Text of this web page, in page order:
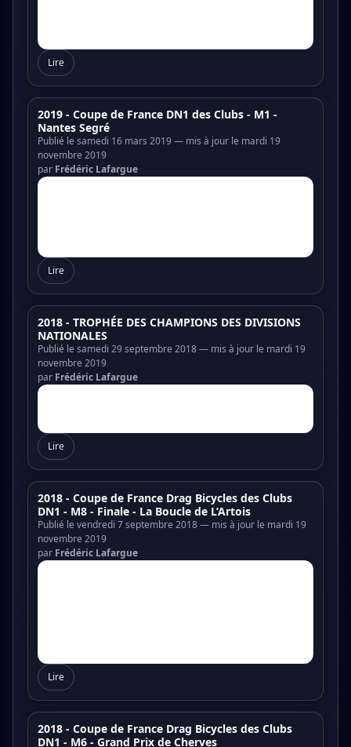
Lire
2019 - Coupe de France DN1 des Clubs - M1 -
Nantes Segré
Publié le samedi 16 mars 2019 — mis à jour le mardi 19
novembre 2019
par Frédéric Lafargue
Lire
2018 - TROPHÉE DES CHAMPIONS DES DIVISIONS
NATIONALES
Publié le samedi 29 septembre 2018 — mis à jour le mardi 19
novembre 2019
par Frédéric Lafargue
Lire
2018 - Coupe de France Drag Bicycles des Clubs
DN1 - M8 - Finale - La Boucle de L’Artois
Publié le vendredi 7 septembre 2018 — mis à jour le mardi 19
novembre 2019
par Frédéric Lafargue
Lire
2018 - Coupe de France Drag Bicycles des Clubs
DN1 - M6 - Grand Prix de Cherves